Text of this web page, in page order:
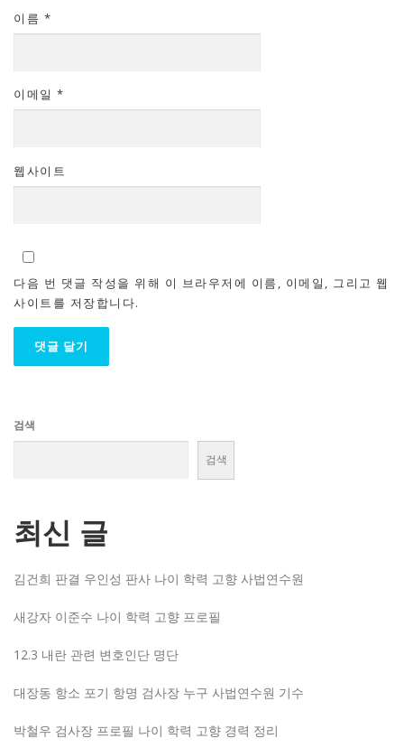
이름 *
이메일 *
웹사이트
다음 번 댓글 작성을 위해 이 브라우저에 이름, 이메일, 그리고 웹
사이트를 저장합니다.
검색
검색
최신 글
김건희 판결 우인성 판사 나이 학력 고향 사법연수원
새강자 이준수 나이 학력 고향 프로필
12.3 내란 관련 변호인단 명단
대장동 항소 포기 항명 검사장 누구 사법연수원 기수
박철우 검사장 프로필 나이 학력 고향 경력 정리